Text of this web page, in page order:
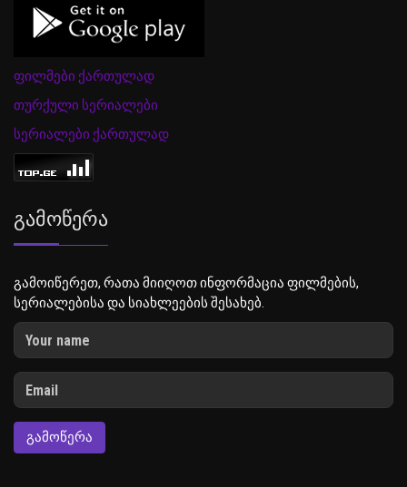
ფილმები ქართულად
თურქული სერიალები
სერიალები ქართულად
Გამოწერა
გამოიწერეთ, რათა მიიღოთ ინფორმაცია ფილმების,
სერიალებისა და სიახლეების შესახებ.
ᲒᲐᲛᲝᲬᲔᲠᲐ